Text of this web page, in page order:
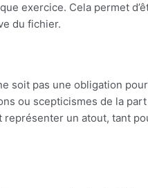
exercice. Cela permet
du fichier.
soit pas une obligation
ou scepticismes de la
un atout, tant